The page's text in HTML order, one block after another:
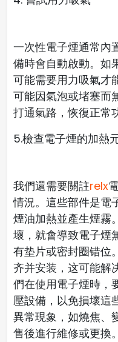
一次性電子煙通常內
備時會自動啟動。如
可能需要用力吸氣才
可能因氣泡或堵塞而
打通氣路，恢復正常
5.檢查電子煙的加熱
我們還需要關註relx
情況。這些部件是電
煙油加熱並產生煙霧
壞，就會導致電子煙
有垫片或密封圈错位
齐并安装，这可能解
們在使用電子煙時，
壓設備，以免損壞這
異常現象，如燒焦、
售後進行維修或更換。